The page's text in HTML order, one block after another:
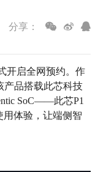
分享：
开启全网预约。作
产品搭载此芯科技
SoC——此芯P1
体验，让端侧智